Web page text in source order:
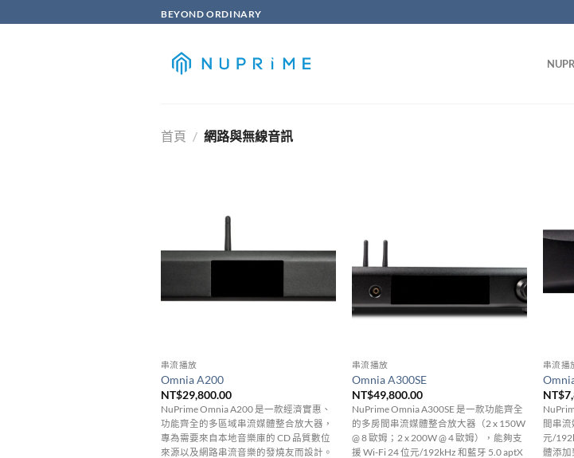
to
BEYOND ORDINARY
首頁 / 網路與無線音訊
串流播放
Omnia A200
NT$29,800.00
NuPrime Omnia A200 是一款經濟實惠、
功能齊全的多區域串流媒體整合放大器，
專為需要來自本地音樂庫的 CD 品質數位
來源以及網路串流音樂的發燒友而設計。
串流播放
Omnia A300SE
NT$49,800.00
NuPrime Omnia A300SE 是一款功能齊全
的多房間串流媒體整合放大器（2 x 150W
@ 8 歐姆；2 x 200W @ 4 歐姆），能夠支
援 Wi-Fi 24 位元/192kHz 和藍牙 5.0 aptX
串流播
NT$
間串流
元/
體添加